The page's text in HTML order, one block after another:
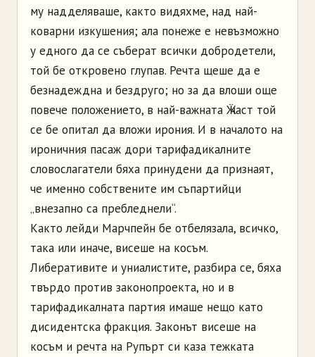
му надделяваше, както видяхме, над най-
коварни изкушения; ала понеже е невъзможно
у едного да се съберат всички добродетели,
той бе откровено глупав. Речта щеше да е
безнадеждна и бездруго; но за да влоши още
повече положението, в най-важната Ӝ част той
се бе опитал да вложи ирония. И в началото на
ироничния пасаж дори тарифадикалните
словослагатели бяха принудени да признаят,
че именно собствените им съпартийци
„внезапно са пребледнели“.
Както лейди Марчпейн бе отбелязала, всичко,
така или иначе, висеше на косъм.
Либеративите и униалистите, разбира се, бяха
твърдо против законопроекта, но и в
тарифадикалната партия имаше нещо като
дисидентска фракция. Законът висеше на
косъм и речта на Рупърт си каза тежката